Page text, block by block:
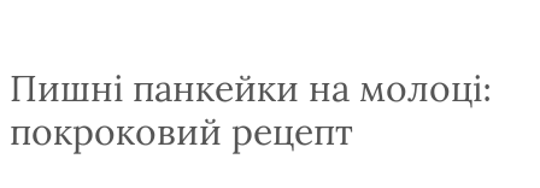
Пишні панкейки на молоці:
покроковий рецепт